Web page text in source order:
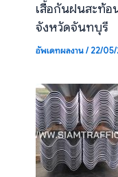
เสื้อกันฝนสะท้
จังหวัดจันทบุรี
อัพเดทผลงาน/22/